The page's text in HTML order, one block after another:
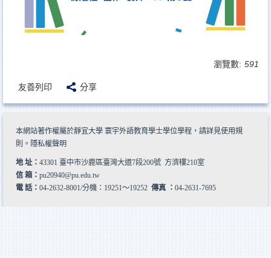
瀏覽數: 591
友善列印 分享
本網站著作權屬於靜宜大學 寰宇外語教育學士學位學程，請詳見使用規
則 。 隱私權聲明
地 址： 43301 臺中市沙鹿區臺灣大道7段200號 方濟樓210室
信 箱： pu20940@pu.edu.tw
電 話： 04-2632-8001/分機：19251～19252 傳真 ： 04-2631-7695